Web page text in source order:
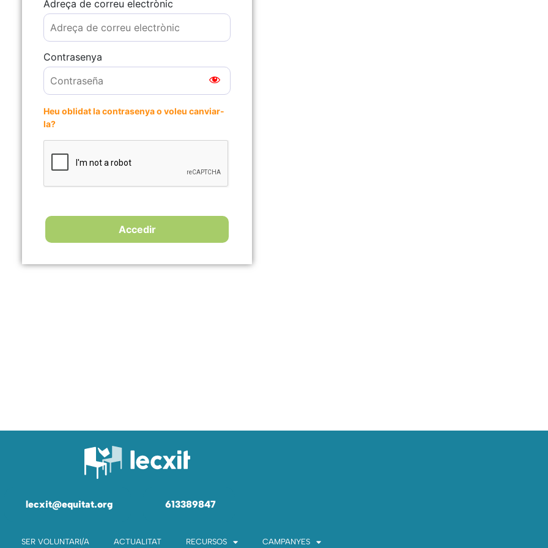
Adreça de correu electrònic
Contrasenya
Heu oblidat la contrasenya o voleu canviar-
la?
lecxit@equitat.org 613389847
SER VOLUNTARI/A ACTUALITAT RECURSOS CAMPANYES